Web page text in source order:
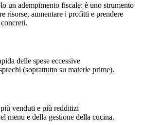
un adempimento fiscale: è uno strumento
risorse, aumentare i profitti e prendere
delle spese eccessive
(soprattutto su materie prime).
venduti e più redditizi
menu e della gestione della cucina.